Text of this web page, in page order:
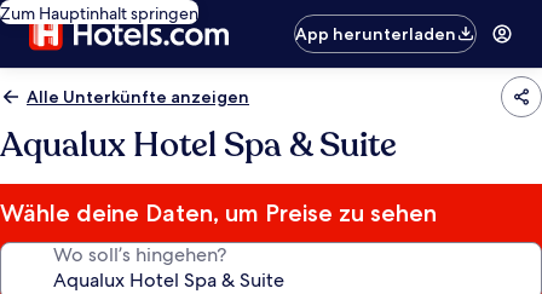
Zum Hauptinhalt springen
App herunterladen
Alle Unterkünfte anzeigen
Aqualux Hotel Spa & Suite
Wähle deine Daten, um Preise zu sehen
Wo soll’s hingehen?